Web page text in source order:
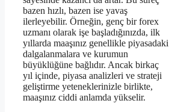
bazen hızlı, bazen ise yavaş
ilerleyebilir. Örneğin, genç bir forex
uzmanı olarak işe başladığınızda, ilk
yıllarda maaşınız genellikle piyasadaki
dalgalanmalara ve kurumun
büyüklüğüne bağlıdır. Ancak birkaç
yıl içinde, piyasa analizleri ve strateji
geliştirme yeteneklerinizle birlikte,
maaşınız ciddi anlamda yükselir.